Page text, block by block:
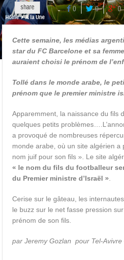
share 0 0 0
Home A la Une
Cette semaine, les médias
star du FC Barcelone et sa
auraient choisi le prénom de
Tollé dans le monde arabe, le
prénom que le premier ministre
Apparemment, la naissance du fils
quelques petits
a provoqué de nombreuses
monde arabe, où un site algérien
nom juif pour son fils ». Le site
« le nom du fils du footballeur
du Premier ministre d’Israël »
Cerise sur le gâteau, les
le buzz sur le net fasse pression
prénom de son fils.
par Jeremy Gozlan pour Tel-Avivre